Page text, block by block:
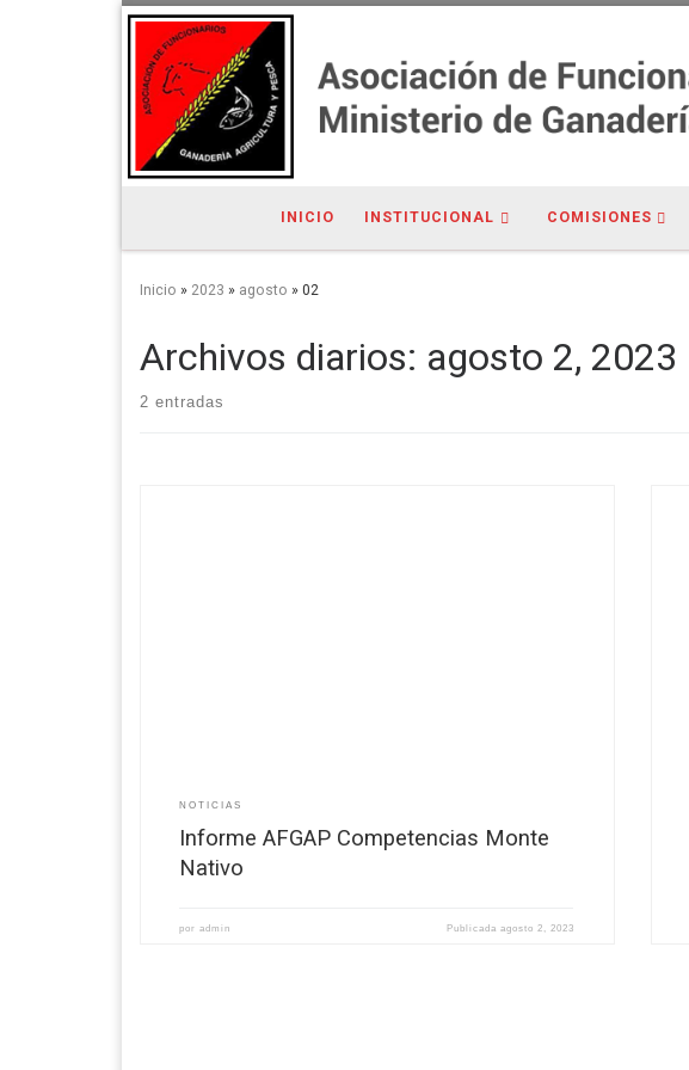
INICIO INSTITUCIONAL COMISIONES
Inicio » 2023 » agosto » 02
Archivos diarios: agosto 2, 2023
2 entradas
NOTICIAS
Informe AFGAP Competencias Monte
Nativo
poradmin Publicadaagosto 2, 2023